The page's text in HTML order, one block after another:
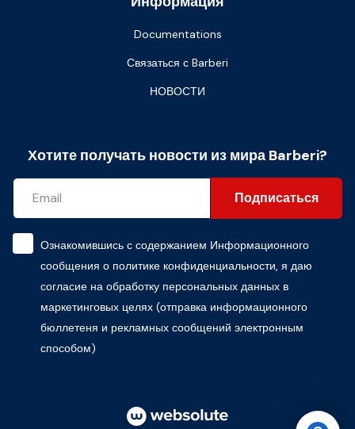
Documentations
Связаться с Barberi
НОВОСТИ
Хотите получать новости из мира Barberi?
Подписаться
Ознакомившись с содержанием Информационного
сообщения о политике конфиденциальности, я даю
согласие на обработку персональных данных в
маркетинговых целях (отправка информационного
бюллетеня и рекламных сообщений электронным
способом)